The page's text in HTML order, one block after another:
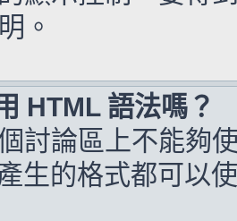
。
HTML 語法嗎？
討論區上不能夠
生的格式都可以